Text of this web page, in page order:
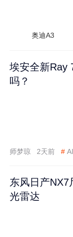
奥迪A3
埃安全新Ray
吗？
师梦琼 2天前 #
东风日产NX7
光雷达